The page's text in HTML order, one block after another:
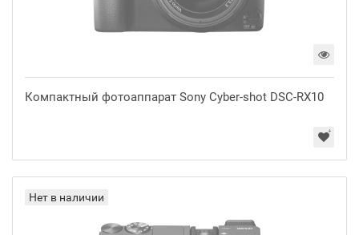
Компактный фотоаппарат Sony Cyber-shot DSC-RX10
Нет в наличии